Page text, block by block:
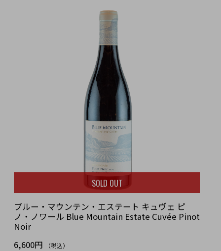
SOLD OUT
ブルー・マウンテン・エステート キュヴェ ピ
ノ・ノワール Blue Mountain Estate Cuvée Pinot
Noir
6,600円
（税込）